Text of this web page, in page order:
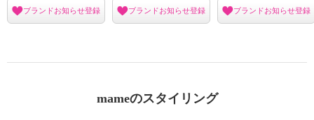
ブランドお知らせ登録 ブランドお知らせ登録 ブランドお知らせ登録
mameのスタイリング